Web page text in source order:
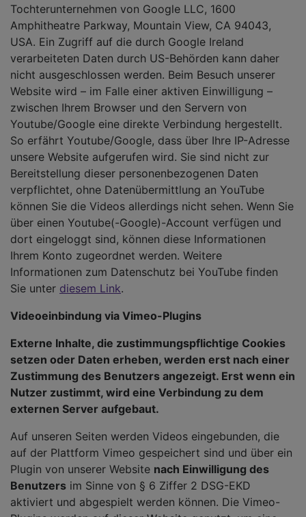
Tochterunternehmen von Google LLC, 1600
Amphitheatre Parkway, Mountain View, CA 94043,
USA. Ein Zugriff auf die durch Google Ireland
verarbeiteten Daten durch US-Behörden kann daher
nicht ausgeschlossen werden. Beim Besuch unserer
Website wird – im Falle einer aktiven Einwilligung –
zwischen Ihrem Browser und den Servern von
Youtube/Google eine direkte Verbindung hergestellt.
So erfährt Youtube/Google, dass über Ihre IP-Adresse
unsere Website aufgerufen wird. Sie sind nicht zur
Bereitstellung dieser personenbezogenen Daten
verpflichtet, ohne Datenübermittlung an YouTube
können Sie die Videos allerdings nicht sehen. Wenn Sie
über einen Youtube(-Google)-Account verfügen und
dort eingeloggt sind, können diese Informationen
Ihrem Konto zugeordnet werden. Weitere
Informationen zum Datenschutz bei YouTube finden
Sie unter diesem Link.
Videoeinbindung via Vimeo-Plugins
Externe Inhalte, die zustimmungspflichtige Cookies
setzen oder Daten erheben, werden erst nach einer
Zustimmung des Benutzers angezeigt. Erst wenn ein
Nutzer zustimmt, wird eine Verbindung zu dem
externen Server aufgebaut.
Auf unseren Seiten werden Videos eingebunden, die
auf der Plattform Vimeo gespeichert sind und über ein
Plugin von unserer Website nach Einwilligung des
Benutzers im Sinne von § 6 Ziffer 2 DSG-EKD
aktiviert und abgespielt werden können. Die Vimeo-